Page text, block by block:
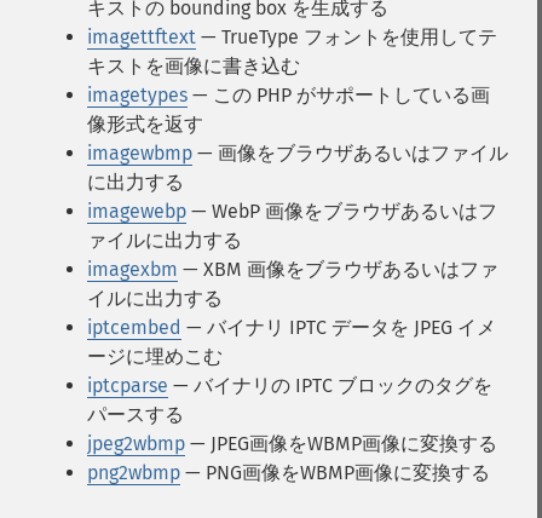
キストの bounding box を生成する
imagettftext — TrueType フォントを使用してテ
キストを画像に書き込む
imagetypes — この PHP がサポートしている画
像形式を返す
imagewbmp — 画像をブラウザあるいはファイル
に出力する
imagewebp — WebP 画像をブラウザあるいはフ
ァイルに出力する
imagexbm — XBM 画像をブラウザあるいはファ
イルに出力する
iptcembed — バイナリ IPTC データを JPEG イメ
ージに埋めこむ
iptcparse — バイナリの IPTC ブロックのタグを
パースする
jpeg2wbmp — JPEG画像をWBMP画像に変換する
png2wbmp — PNG画像をWBMP画像に変換する